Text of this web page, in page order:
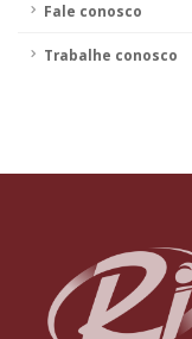
Fale conosco
Trabalhe conosco